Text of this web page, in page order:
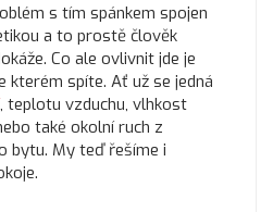
s tím spánkem spojen
a to prostě člověk
Co ale ovlivnit jde je
kterém spíte. Ať už se jedná
, teplotu vzduchu, vlhkost
také okolní ruch z
bytu. My teď řešíme i